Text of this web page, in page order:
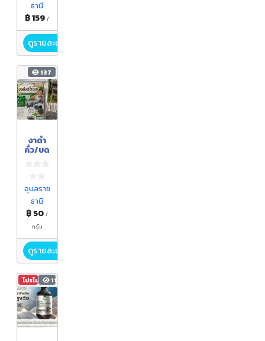
ธานี
฿ 159/
ดูรายละเอียด
137
งาดำ
คั่ว/บด
อุบลราช
ธานี
฿ 50/
กรัม
ดูรายละเอียด
โปรโมชัน 118